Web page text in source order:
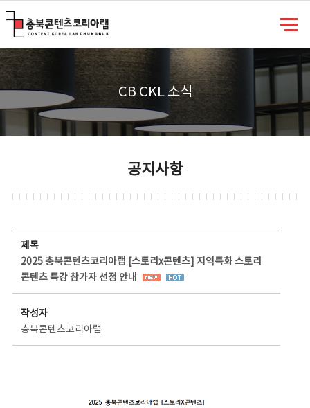
CB CKL 소식
공지사항
제목
2025 충북콘텐츠코리아랩 [스토리x콘텐츠] 지역특화 스토리
콘텐츠 특강 참가자 선정 안내
작성자
충북콘텐츠코리아랩